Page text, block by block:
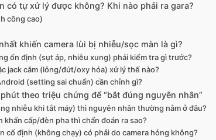
có tự xử lý được không? Khi nào phải ra gara?
công cao)
khiến camera lùi bị nhiễu/sọc màn là gì?
ổn định (sụt áp, nhiễu xung) phải kiểm tra gì trước?
jack cắm (lỏng/đứt/oxy hóa) xử lý thế nào?
(setting sai chuẩn) cần chỉnh gì?
theo triệu chứng để “bắt đúng nguyên nhân”
nhiễu khi tắt máy) thì nguyên nhân thường nằm ở đâu?
cấp/đèn pha thì chẩn đoán ra sao?
cố định (không chạy) có phải do camera hỏng không?